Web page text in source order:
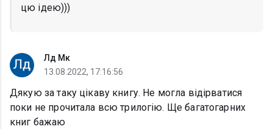
цю ідею)))
Лд Мк
13.08.2022, 17:16:56
Дякую за таку цікаву книгу. Не могла відірватися
поки не прочитала всю трилогію. Ще багатогарних
книг бажаю